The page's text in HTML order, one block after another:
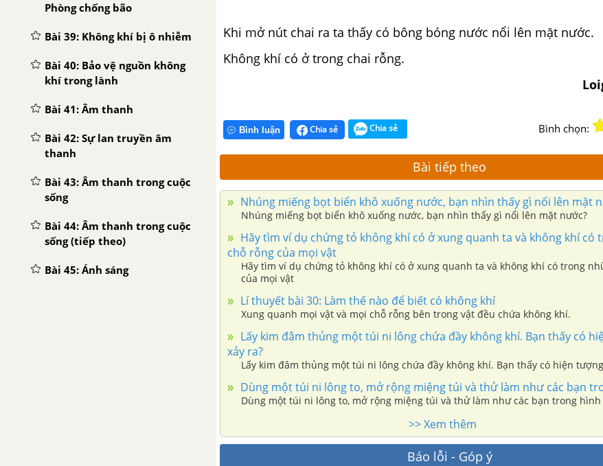
Phòng chống bão
Bài 39: Không khí bị ô nhiễm
Bài 40: Bảo vệ nguồn không
khí trong lành
Bài 41: Âm thanh
Bài 42: Sự lan truyền âm
thanh
Bài 43: Âm thanh trong cuộc
sống
Bài 44: Âm thanh trong cuộc
sống (tiếp theo)
Bài 45: Ánh sáng
Khi mở nút chai ra ta thấy có bông bóng nước nổi lên mặt nước.
Không khí có ở trong chai rỗng.
Bình luận Chia sẻ Chia sẻ Bình chọn:
Bài tiếp theo
Nhúng miếng bọt biển khô xuống nước, bạn nhìn thấy gì nổi lên mặt
Nhúng miếng bọt biển khô xuống nước, bạn nhìn thấy gì nổi lên mặt nước?
Hãy tìm ví dụ chứng tỏ không khí có ở xung quanh ta và không khí có
chỗ rỗng của mọi vật
Hãy tìm ví dụ chứng tỏ không khí có ở xung quanh ta và không khí có trong
của mọi vật
Lí thuyết bài 30: Làm thế nào để biết có không khí
Xung quanh mọi vật và mọi chỗ rỗng bên trong vật đều chứa không khí.
Lấy kim đâm thủng một túi ni lông chứa đầy không khí. Bạn thấy có
xảy ra?
Lấy kim đâm thủng một túi ni lông chứa đầy không khí. Bạn thấy có hiện
Dùng một túi ni lông to, mở rộng miệng túi và thử làm như các bạn
Dùng một túi ni lông to, mở rộng miệng túi và thử làm như các bạn trong hình
>> Xem thêm
Báo lỗi - Góp ý